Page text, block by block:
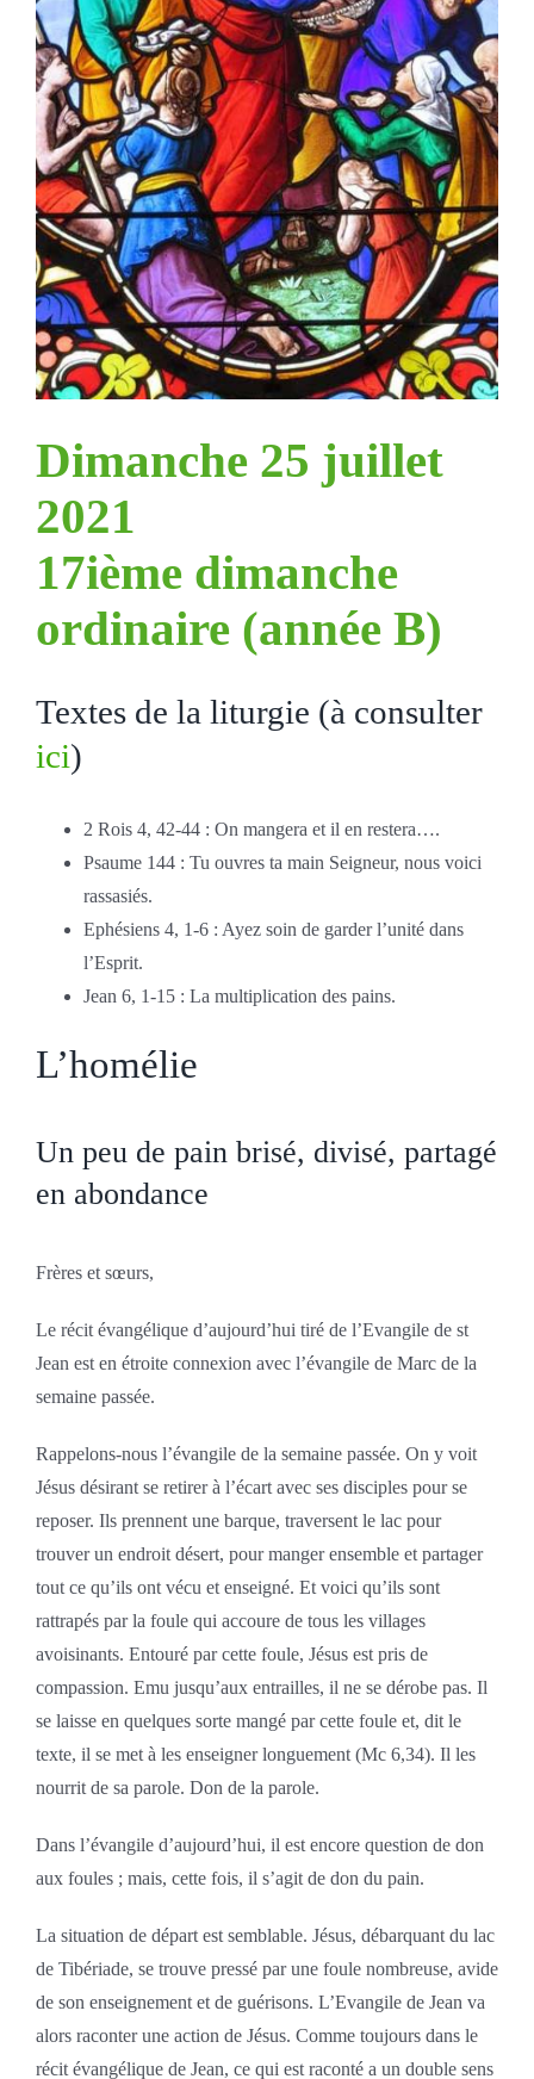
Dimanche 25 juillet
2021
17ième dimanche
ordinaire (année B)
Textes de la liturgie (à consulter
ici)
2 Rois 4, 42-44 : On mangera et il en restera….
Psaume 144 : Tu ouvres ta main Seigneur, nous voici
rassasiés.
Ephésiens 4, 1-6 : Ayez soin de garder l’unité dans
l’Esprit.
Jean 6, 1-15 : La multiplication des pains.
L’homélie
Un peu de pain brisé, divisé, partagé
en abondance
Frères et sœurs,
Le récit évangélique d’aujourd’hui tiré de l’Evangile de st
Jean est en étroite connexion avec l’évangile de Marc de la
semaine passée.
Rappelons-nous l’évangile de la semaine passée. On y voit
Jésus désirant se retirer à l’écart avec ses disciples pour se
reposer. Ils prennent une barque, traversent le lac pour
trouver un endroit désert, pour manger ensemble et partager
tout ce qu’ils ont vécu et enseigné. Et voici qu’ils sont
rattrapés par la foule qui accoure de tous les villages
avoisinants. Entouré par cette foule, Jésus est pris de
compassion. Emu jusqu’aux entrailles, il ne se dérobe pas. Il
se laisse en quelques sorte mangé par cette foule et, dit le
texte, il se met à les enseigner longuement (Mc 6,34). Il les
nourrit de sa parole. Don de la parole.
Dans l’évangile d’aujourd’hui, il est encore question de don
aux foules ; mais, cette fois, il s’agit de don du pain.
La situation de départ est semblable. Jésus, débarquant du lac
de Tibériade, se trouve pressé par une foule nombreuse, avide
de son enseignement et de guérisons. L’Evangile de Jean va
alors raconter une action de Jésus. Comme toujours dans le
récit évangélique de Jean, ce qui est raconté a un double sens